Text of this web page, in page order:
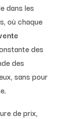
dans les
où chaque
des
des
sans pour
de prix,